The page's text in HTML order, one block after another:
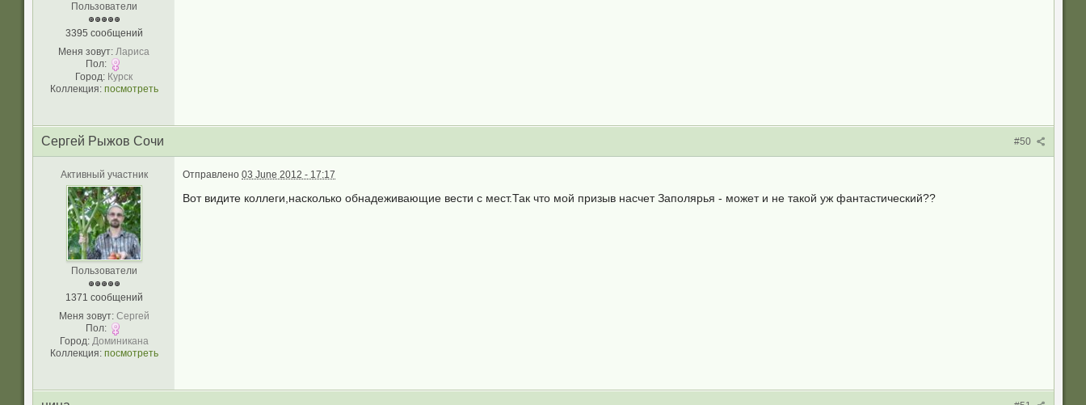
Пользователи
3395 сообщений
Меня зовут: Лариса
Пол:
Город: Курск
Коллекция: посмотреть
#50
Сергей Рыжов Сочи
Активный участник
Пользователи
1371 сообщений
Меня зовут: Сергей
Пол:
Город: Доминикана
Коллекция: посмотреть
Отправлено 03 June 2012 - 17:17
Вот видите коллеги,насколько обнадеживающие вести с мест.Так что мой призыв насчет Заполярья - может и не такой уж фантастический??